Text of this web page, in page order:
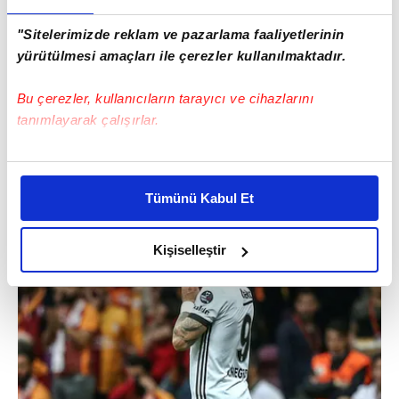
"Sitelerimizde reklam ve pazarlama faaliyetlerinin
yürütülmesi amaçları ile çerezler kullanılmaktadır.
Bu çerezler, kullanıcıların tarayıcı ve cihazlarını
tanımlayarak çalışırlar.
Bu çerezlere izin vermeniz halinde sizlere özel
daha iyi reklam deneyimi yaşatabiliriz. Bunu yaparken
amacımızın size daha iyi bir reklam deneyimi sunmak
olduğunu ve sizlere en iyi içerikleri sunabilmek adına
elimizden gelen çabayı gösterdiğimizi ve bu noktada,
reklamların maliyetlerimizi karşılamak noktasında tek gelir
kalemimiz olduğunu sizlere hatırlatmak isteriz.
Her halükârda, kullanıcılar, bu çerezlere izin vermedikleri
takdirde, kullanıcılara hedefli reklamlar
Tümünü Kabul Et
Kişiselleştir